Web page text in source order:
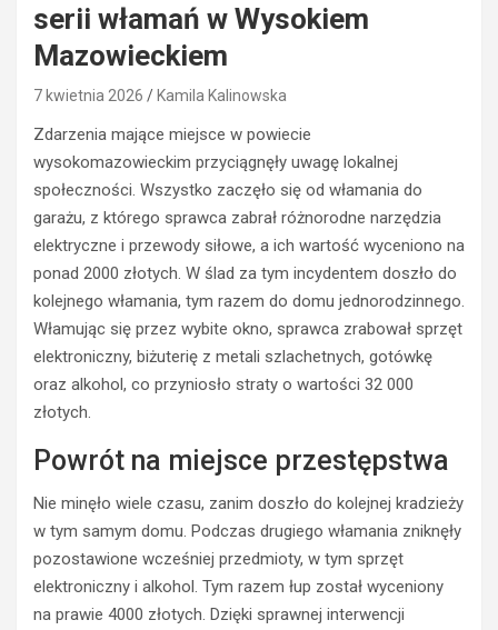
serii włamań w Wysokiem
Mazowieckiem
7 kwietnia 2026 Kamila Kalinowska
Zdarzenia mające miejsce w powiecie
wysokomazowieckim przyciągnęły uwagę lokalnej
społeczności. Wszystko zaczęło się od włamania do
garażu, z którego sprawca zabrał różnorodne narzędzia
elektryczne i przewody siłowe, a ich wartość wyceniono na
ponad 2000 złotych. W ślad za tym incydentem doszło do
kolejnego włamania, tym razem do domu jednorodzinnego.
Włamując się przez wybite okno, sprawca zrabował sprzęt
elektroniczny, biżuterię z metali szlachetnych, gotówkę
oraz alkohol, co przyniosło straty o wartości 32 000
złotych.
Powrót na miejsce przestępstwa
Nie minęło wiele czasu, zanim doszło do kolejnej kradzieży
w tym samym domu. Podczas drugiego włamania zniknęły
pozostawione wcześniej przedmioty, w tym sprzęt
elektroniczny i alkohol. Tym razem łup został wyceniony
na prawie 4000 złotych. Dzięki sprawnej interwencji